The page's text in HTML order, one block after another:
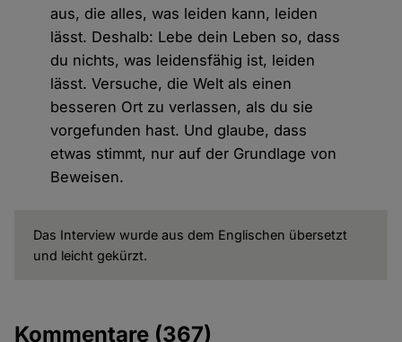
aus, die alles, was leiden kann, leiden
lässt. Deshalb: Lebe dein Leben so, dass
du nichts, was leidensfähig ist, leiden
lässt. Versuche, die Welt als einen
besseren Ort zu verlassen, als du sie
vorgefunden hast. Und glaube, dass
etwas stimmt, nur auf der Grundlage von
Beweisen.
Das Interview wurde aus dem Englischen übersetzt
und leicht gekürzt.
Kommentare (367)